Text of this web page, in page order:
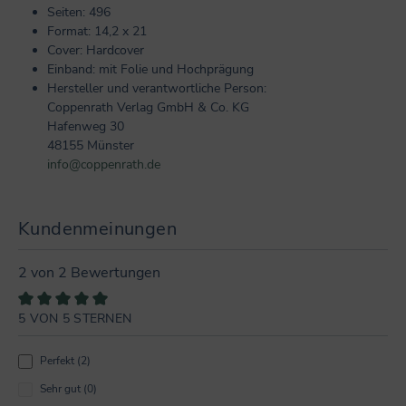
Seiten: 496
Format: 14,2 x 21
Cover: Hardcover
Einband: mit Folie und Hochprägung
Hersteller und verantwortliche Person:
Coppenrath Verlag GmbH & Co. KG
Hafenweg 30
48155 Münster
info@coppenrath.de
Kundenmeinungen
2 von 2 Bewertungen
Durchschnittliche Bewertung von 5 von 5 Sternen
5 VON 5 STERNEN
Perfekt (2)
Sehr gut (0)